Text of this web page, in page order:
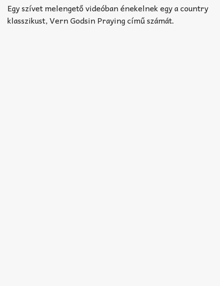
Egy szívet melengető videóban énekelnek egy a country
klasszikust, Vern Godsin Praying című számát.